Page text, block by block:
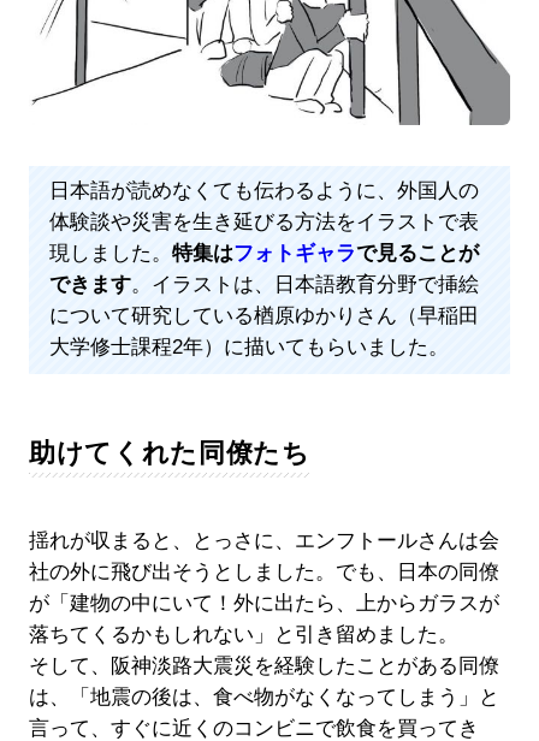
日本語が読めなくても伝わるように、外国人の
体験談や災害を生き延びる方法をイラストで表
現しました。 特集はフォトギャラで見ることが
できます。イラストは、日本語教育分野で挿絵
について研究している楢原ゆかりさん（早稲田
大学修士課程2年）に描いてもらいました。
助けてくれた同僚たち
揺れが収まると、とっさに、エンフトールさんは会
社の外に飛び出そうとしました。でも、日本の同僚
が「建物の中にいて！外に出たら、上からガラスが
落ちてくるかもしれない」と引き留めました。
そして、阪神淡路大震災を経験したことがある同僚
は、「地震の後は、食べ物がなくなってしまう」と
言って、すぐに近くのコンビニで飲食を買ってき